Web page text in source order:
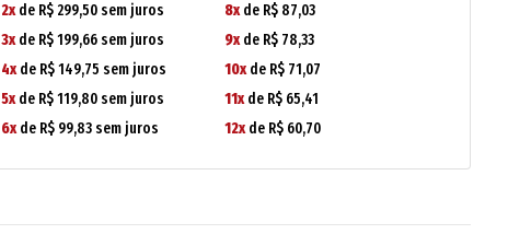
2xde R$ 299,50 sem juros
3xde R$ 199,66 sem juros
4xde R$ 149,75 sem juros
5xde R$ 119,80 sem juros
6xde R$ 99,83 sem juros
8xde R$ 87,03
9xde R$ 78,33
10xde R$ 71,07
11xde R$ 65,41
12xde R$ 60,70